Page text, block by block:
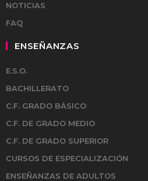
NOTICIAS
FAQ
ENSEÑANZAS
E.S.O.
BACHILLERATO
C.F. GRADO BÁSICO
C.F. DE GRADO MEDIO
C.F. DE GRADO SUPERIOR
CURSOS DE ESPECIALIZACIÓN
ENSEÑANZAS DE ADULTOS